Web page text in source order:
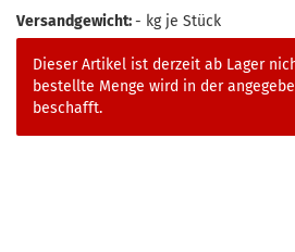
Versandgewicht:- kg je Stück
Dieser Artikel ist derzeit ab Lager
bestellte Menge wird in der
beschafft.